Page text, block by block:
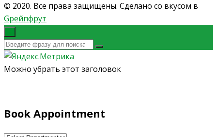
© 2020. Все права защищены. Сделано со вкусом в
Gрейпфрут
Можно убрать этот заголовок
Book Appointment